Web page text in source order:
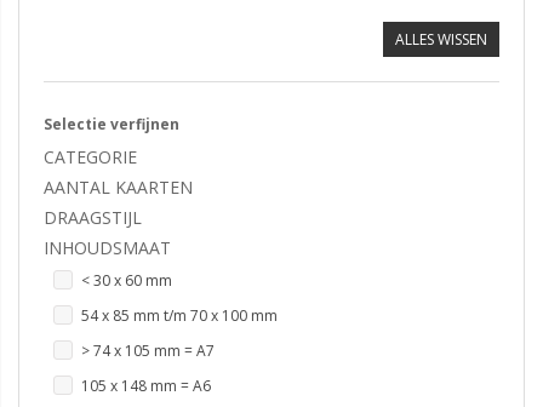
ALLES WISSEN
Selectie verfijnen
CATEGORIE
AANTAL KAARTEN
DRAAGSTIJL
INHOUDSMAAT
< 30 x 60 mm
54 x 85 mm t/m 70 x 100 mm
> 74 x 105 mm = A7
105 x 148 mm = A6